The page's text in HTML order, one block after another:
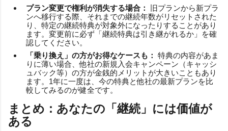
プラン変更で権利が消失する場合：
旧プランから新プラ
ンへ移行する際、それまでの継続年数がリセットされた
り、特定の継続特典が対象外になったりすることがあり
ます。変更前に必ず「継続特典は引き継がれるか」を確
認してください。
「乗り換え」の方がお得なケースも： 特典の内容があま
りに薄い場合、他社の新規入会キャンペーン（キャッシ
ュバック等）の方が金銭的メリットが大きいこともあり
ます。1年に一度は、今の特典と他社の最新プランを比
較してみるのが健全です。
まとめ：あなたの「継続」には価値が
ある